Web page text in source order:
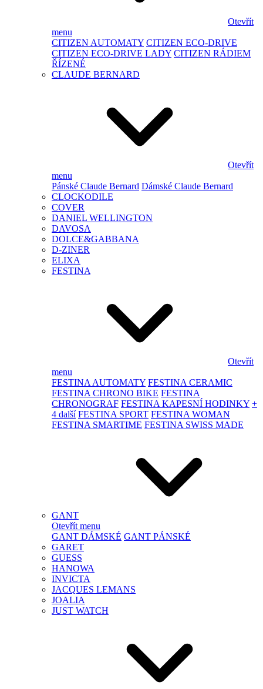
Otevřít
menu
CITIZEN AUTOMATY CITIZEN ECO-DRIVE
CITIZEN ECO-DRIVE LADY CITIZEN RÁDIEM
ŘÍZENÉ
CLAUDE BERNARD
Otevřít
menu
Pánské Claude Bernard Dámské Claude Bernard
CLOCKODILE
COVER
DANIEL WELLINGTON
DAVOSA
DOLCE&GABBANA
D-ZINER
ELIXA
FESTINA
Otevřít
menu
FESTINA AUTOMATY FESTINA CERAMIC
FESTINA CHRONO BIKE FESTINA
CHRONOGRAF FESTINA KAPESNÍ HODINKY +
4 další FESTINA SPORT FESTINA WOMAN
FESTINA SMARTIME FESTINA SWISS MADE
GANT
Otevřít menu
GANT DÁMSKÉ GANT PÁNSKÉ
GARET
GUESS
HANOWA
INVICTA
JACQUES LEMANS
JOALIA
JUST WATCH